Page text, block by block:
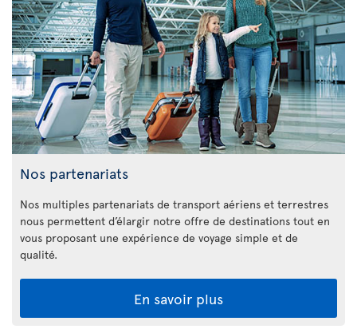
Nos partenariats
Nos multiples partenariats de transport aériens et terrestres
nous permettent d’élargir notre offre de destinations tout en
vous proposant une expérience de voyage simple et de
qualité.
En savoir plus